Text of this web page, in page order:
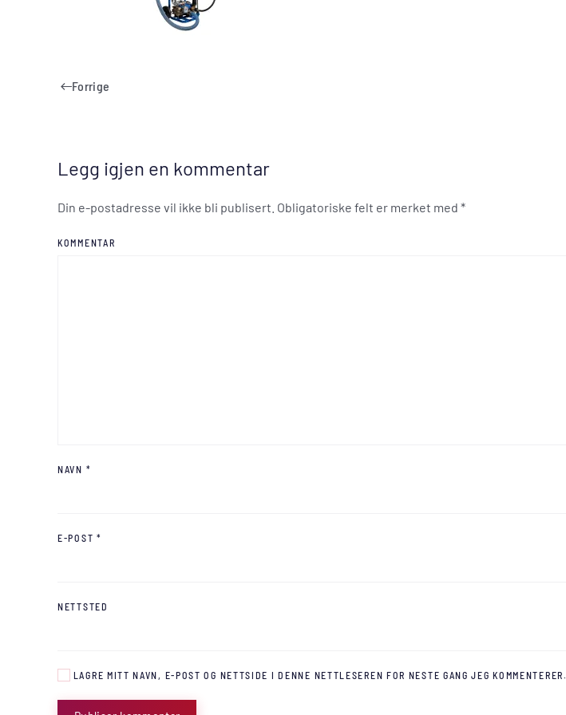
Forrige
Legg igjen en kommentar
Din e-postadresse vil ikke bli publisert. Obligatoriske felt er merket med *
KOMMENTAR
NAVN *
E-POST *
NETTSTED
LAGRE MITT NAVN, E-POST OG NETTSIDE I DENNE NETTLESEREN FOR NESTE GANG JEG KOMMENTERER.